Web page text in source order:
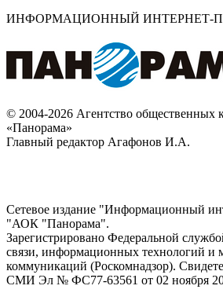
ИНФОРМАЦИОННЫЙ ИНТЕРНЕТ-
© 2004-2026 Агентство общественных
«Панорама»
Главный редактор Агафонов И.А.
Сетевое издание "Информационный
"АОК "Панорама".
Зарегистрировано Федеральной
связи, информационных технологий и
коммуникаций (Роскомнадзор).
СМИ Эл № ФС77-63561 от 02 ноября